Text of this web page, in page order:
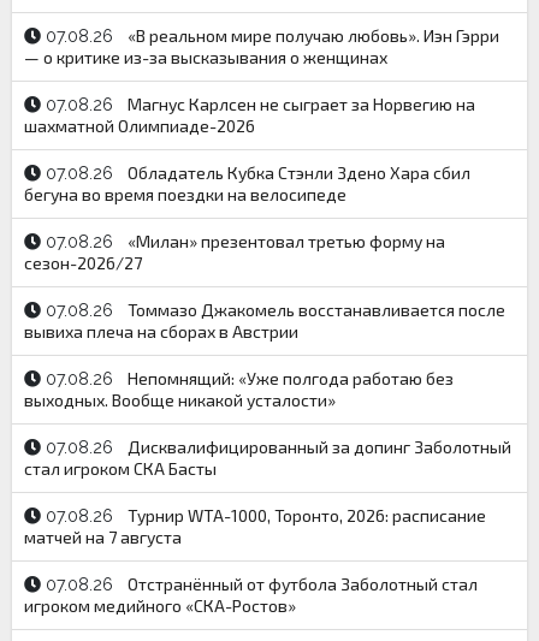
07.08.26
«В реальном мире получаю любовь». Иэн Гэрри
— о критике из-за высказывания о женщинах
07.08.26
Магнус Карлсен не сыграет за Норвегию на
шахматной Олимпиаде-2026
07.08.26
Обладатель Кубка Стэнли Здено Хара сбил
бегуна во время поездки на велосипеде
07.08.26
«Милан» презентовал третью форму на
сезон-2026/27
07.08.26
Томмазо Джакомель восстанавливается после
вывиха плеча на сборах в Австрии
07.08.26
Непомнящий: «Уже полгода работаю без
выходных. Вообще никакой усталости»
07.08.26
Дисквалифицированный за допинг Заболотный
стал игроком СКА Басты
07.08.26
Турнир WTA-1000, Торонто, 2026: расписание
матчей на 7 августа
07.08.26
Отстранённый от футбола Заболотный стал
игроком медийного «СКА-Ростов»